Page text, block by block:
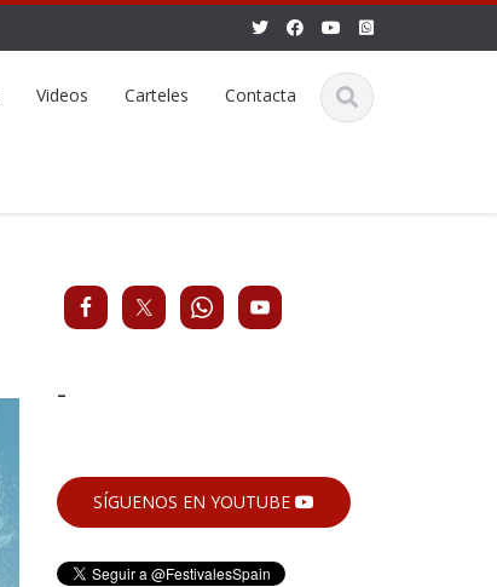
Videos Carteles Contacta
-
SÍGUENOS EN YOUTUBE